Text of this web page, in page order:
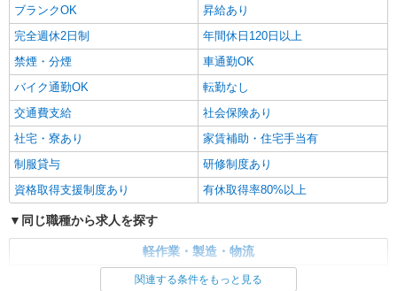
ブランクOK
昇給あり
完全週休2日制
年間休日120日以上
禁煙・分煙
車通勤OK
バイク通勤OK
転勤なし
交通費支給
社会保険あり
社宅・寮あり
家賃補助・住宅手当有
制服貸与
研修制度あり
資格取得支援制度あり
有休取得率80%以上
同じ職種から求人を探す
軽作業・製造・物流
関連する条件をもっと見る